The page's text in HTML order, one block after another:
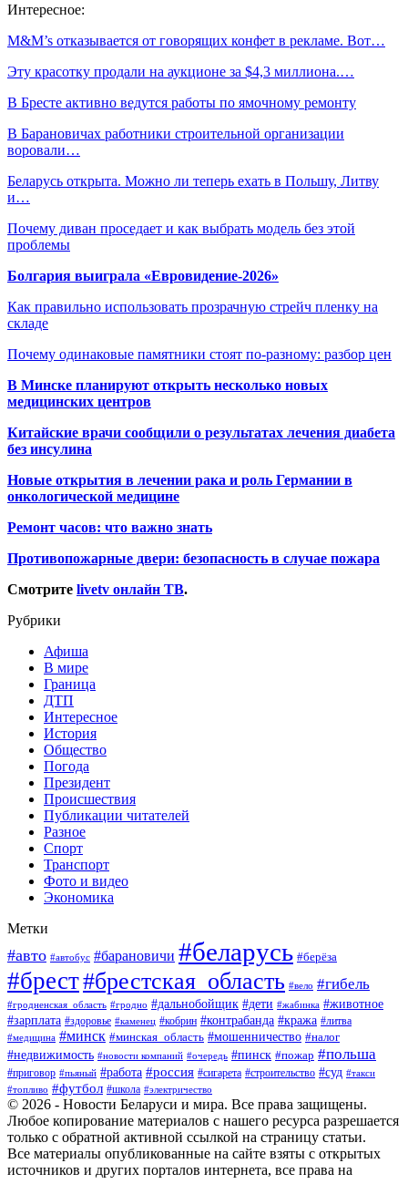
Интересное:
M&M’s отказывается от говорящих конфет в рекламе. Вот…
Эту красотку продали на аукционе за $4,3 миллиона.…
В Бресте активно ведутся работы по ямочному ремонту
В Барановичах работники строительной организации
воровали…
Беларусь открыта. Можно ли теперь ехать в Польшу, Литву
и…
Почему диван проседает и как выбрать модель без этой
проблемы
Болгария выиграла «Евровидение-2026»
Как правильно использовать прозрачную стрейч пленку на
складе
Почему одинаковые памятники стоят по-разному: разбор цен
В Минске планируют открыть несколько новых
медицинских центров
Китайские врачи сообщили о результатах лечения диабета
без инсулина
Новые открытия в лечении рака и роль Германии в
онкологической медицине
Ремонт часов: что важно знать
Противопожарные двери: безопасность в случае пожара
Смотрите livetv онлайн ТВ.
Рубрики
Афиша
В мире
Граница
ДТП
Интересное
История
Общество
Погода
Президент
Происшествия
Публикации читателей
Разное
Спорт
Транспорт
Фото и видео
Экономика
Метки
#авто #автобус #барановичи #беларусь #берёза
#брест#брестская_область #вело #гибель
#гродненская_область #гродно #дальнобойщик #дети #жабинка #животное
#зарплата #здоровье #каменец #кобрин #контрабанда #кража #литва
#медицина #минск #минская_область #мошенничество #налог
#недвижимость #новости компаний #очередь #пинск #пожар #польша
#приговор #пьяный #работа #россия #сигарета #строительство #суд #такси
#топливо #футбол #школа #электричество
© 2026 - Новости Беларуси и мира. Все права защищены.
Любое копирование материалов с нашего ресурса разрешается
только с обратной активной ссылкой на страницу статьи.
Все материалы опубликованные на сайте взяты с открытых
источников и других порталов интернета, все права на